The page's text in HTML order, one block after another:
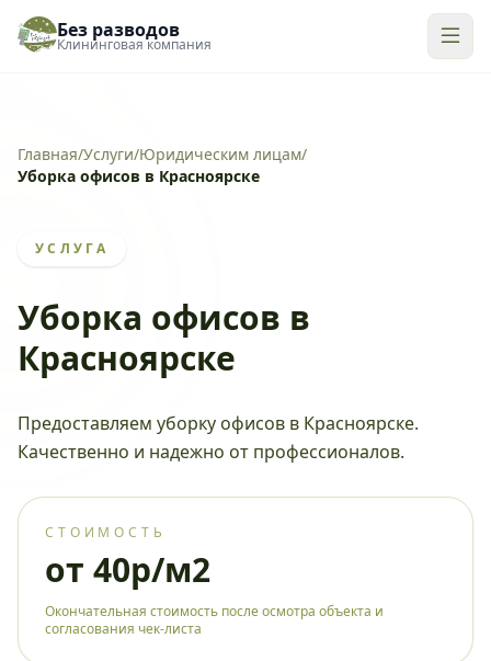
Без разводов
Клининговая компания
Главная/Услуги/Юридическим лицам/
Уборка офисов в Красноярске
УСЛУГА
Уборка офисов в
Красноярске
Предоставляем уборку офисов в Красноярске.
Качественно и надежно от профессионалов.
СТОИМОСТЬ
от 40р/м2
Окончательная стоимость после осмотра объекта и
согласования чек-листа